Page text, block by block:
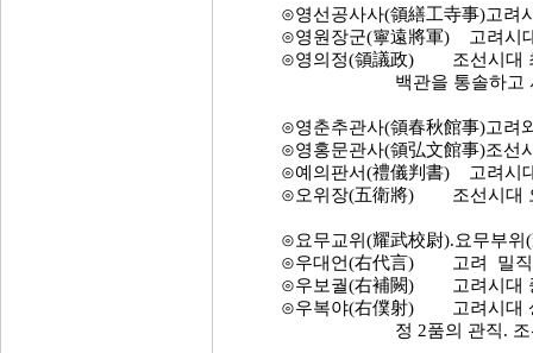
⊙영선공사사(領繕工寺事)고려
⊙영원장군(寧遠將軍) 고려시
⊙영의정(領議政) 조선시대 최
백관을 통솔하고 서정(庶
⊙영춘추관사(領春秋館事)고려
⊙영홍문관사(領弘文館事)조선
⊙예의판서(禮儀判書) 고려시
⊙오위장(五衛將) 조선시대 오
⊙요무교위(耀武校尉).요무부위
⊙우대언(右代言) 고려 밀직사
⊙우보궐(右補闕) 고려시대 중
⊙우복야(右僕射) 고려시대 상
정 2품의 관직. 조선 초